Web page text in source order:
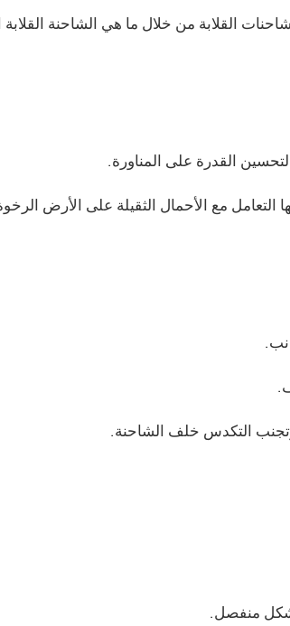
القلابة من خلال ما هي الشاحنة القلابة
القدرة على المناورة.
التعامل مع الأحمال الثقيلة على الأرض
التكدس خلف الشاحنة.
منفصل.